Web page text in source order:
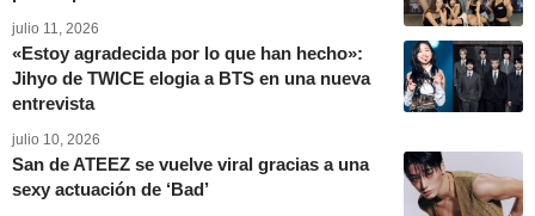
julio 11, 2026
«Estoy agradecida por lo que han hecho»:
Jihyo de TWICE elogia a BTS en una nueva
entrevista
julio 10, 2026
San de ATEEZ se vuelve viral gracias a una
sexy actuación de ‘Bad’